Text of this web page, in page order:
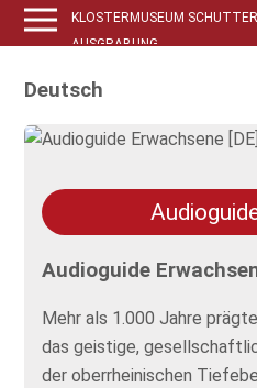
KLOSTERMUSEUM
AUSGRABUNG
Deutsch
Audioguide
Mehr als 1.000 Jahre
das geistige,
der oberrheinischen